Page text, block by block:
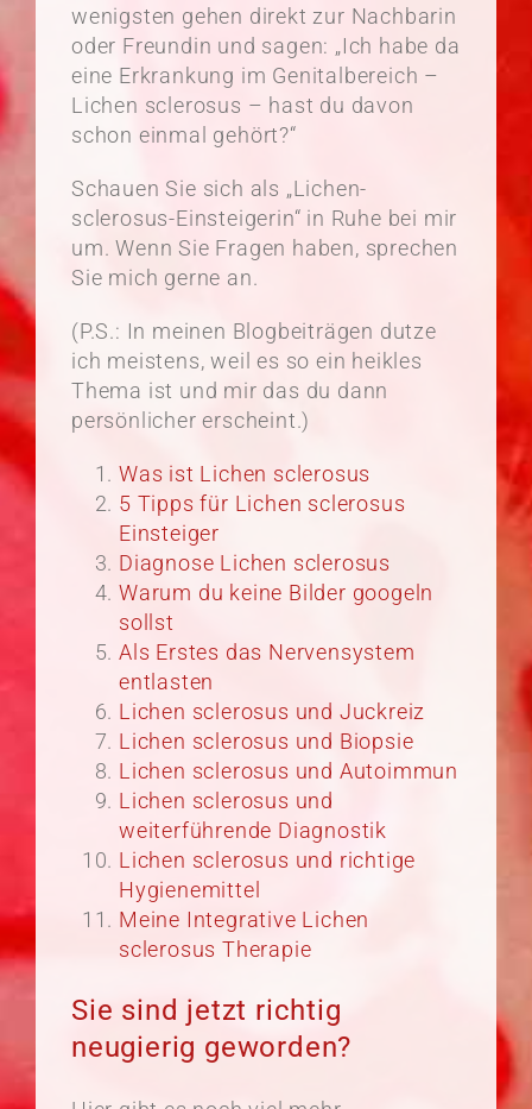
wenigsten gehen direkt zur Nachbarin
oder Freundin und sagen: „Ich habe da
eine Erkrankung im Genitalbereich –
Lichen sclerosus – hast du davon
schon einmal gehört?“
Schauen Sie sich als „Lichen-
sclerosus-Einsteigerin“ in Ruhe bei mir
um. Wenn Sie Fragen haben, sprechen
Sie mich gerne an.
(P.S.: In meinen Blogbeiträgen dutze
ich meistens, weil es so ein heikles
Thema ist und mir das du dann
persönlicher erscheint.)
Was ist Lichen sclerosus
5 Tipps für Lichen sclerosus
Einsteiger
Diagnose Lichen sclerosus
Warum du keine Bilder googeln
sollst
Als Erstes das Nervensystem
entlasten
Lichen sclerosus und Juckreiz
Lichen sclerosus und Biopsie
Lichen sclerosus und Autoimmun
Lichen sclerosus und
weiterführende Diagnostik
Lichen sclerosus und richtige
Hygienemittel
Meine Integrative Lichen
sclerosus Therapie
Sie sind jetzt richtig
neugierig geworden?